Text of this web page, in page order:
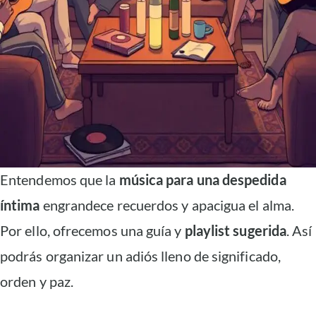
Entendemos que la música para una despedida
íntima engrandece recuerdos y apacigua el alma.
Por ello, ofrecemos una guía y playlist sugerida. Así
podrás organizar un adiós lleno de significado,
orden y paz.